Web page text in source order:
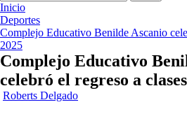
Inicio
Deportes
Complejo Educativo Benilde Ascanio
2025
Complejo Educativo
celebró el regreso a
Roberts Delgado